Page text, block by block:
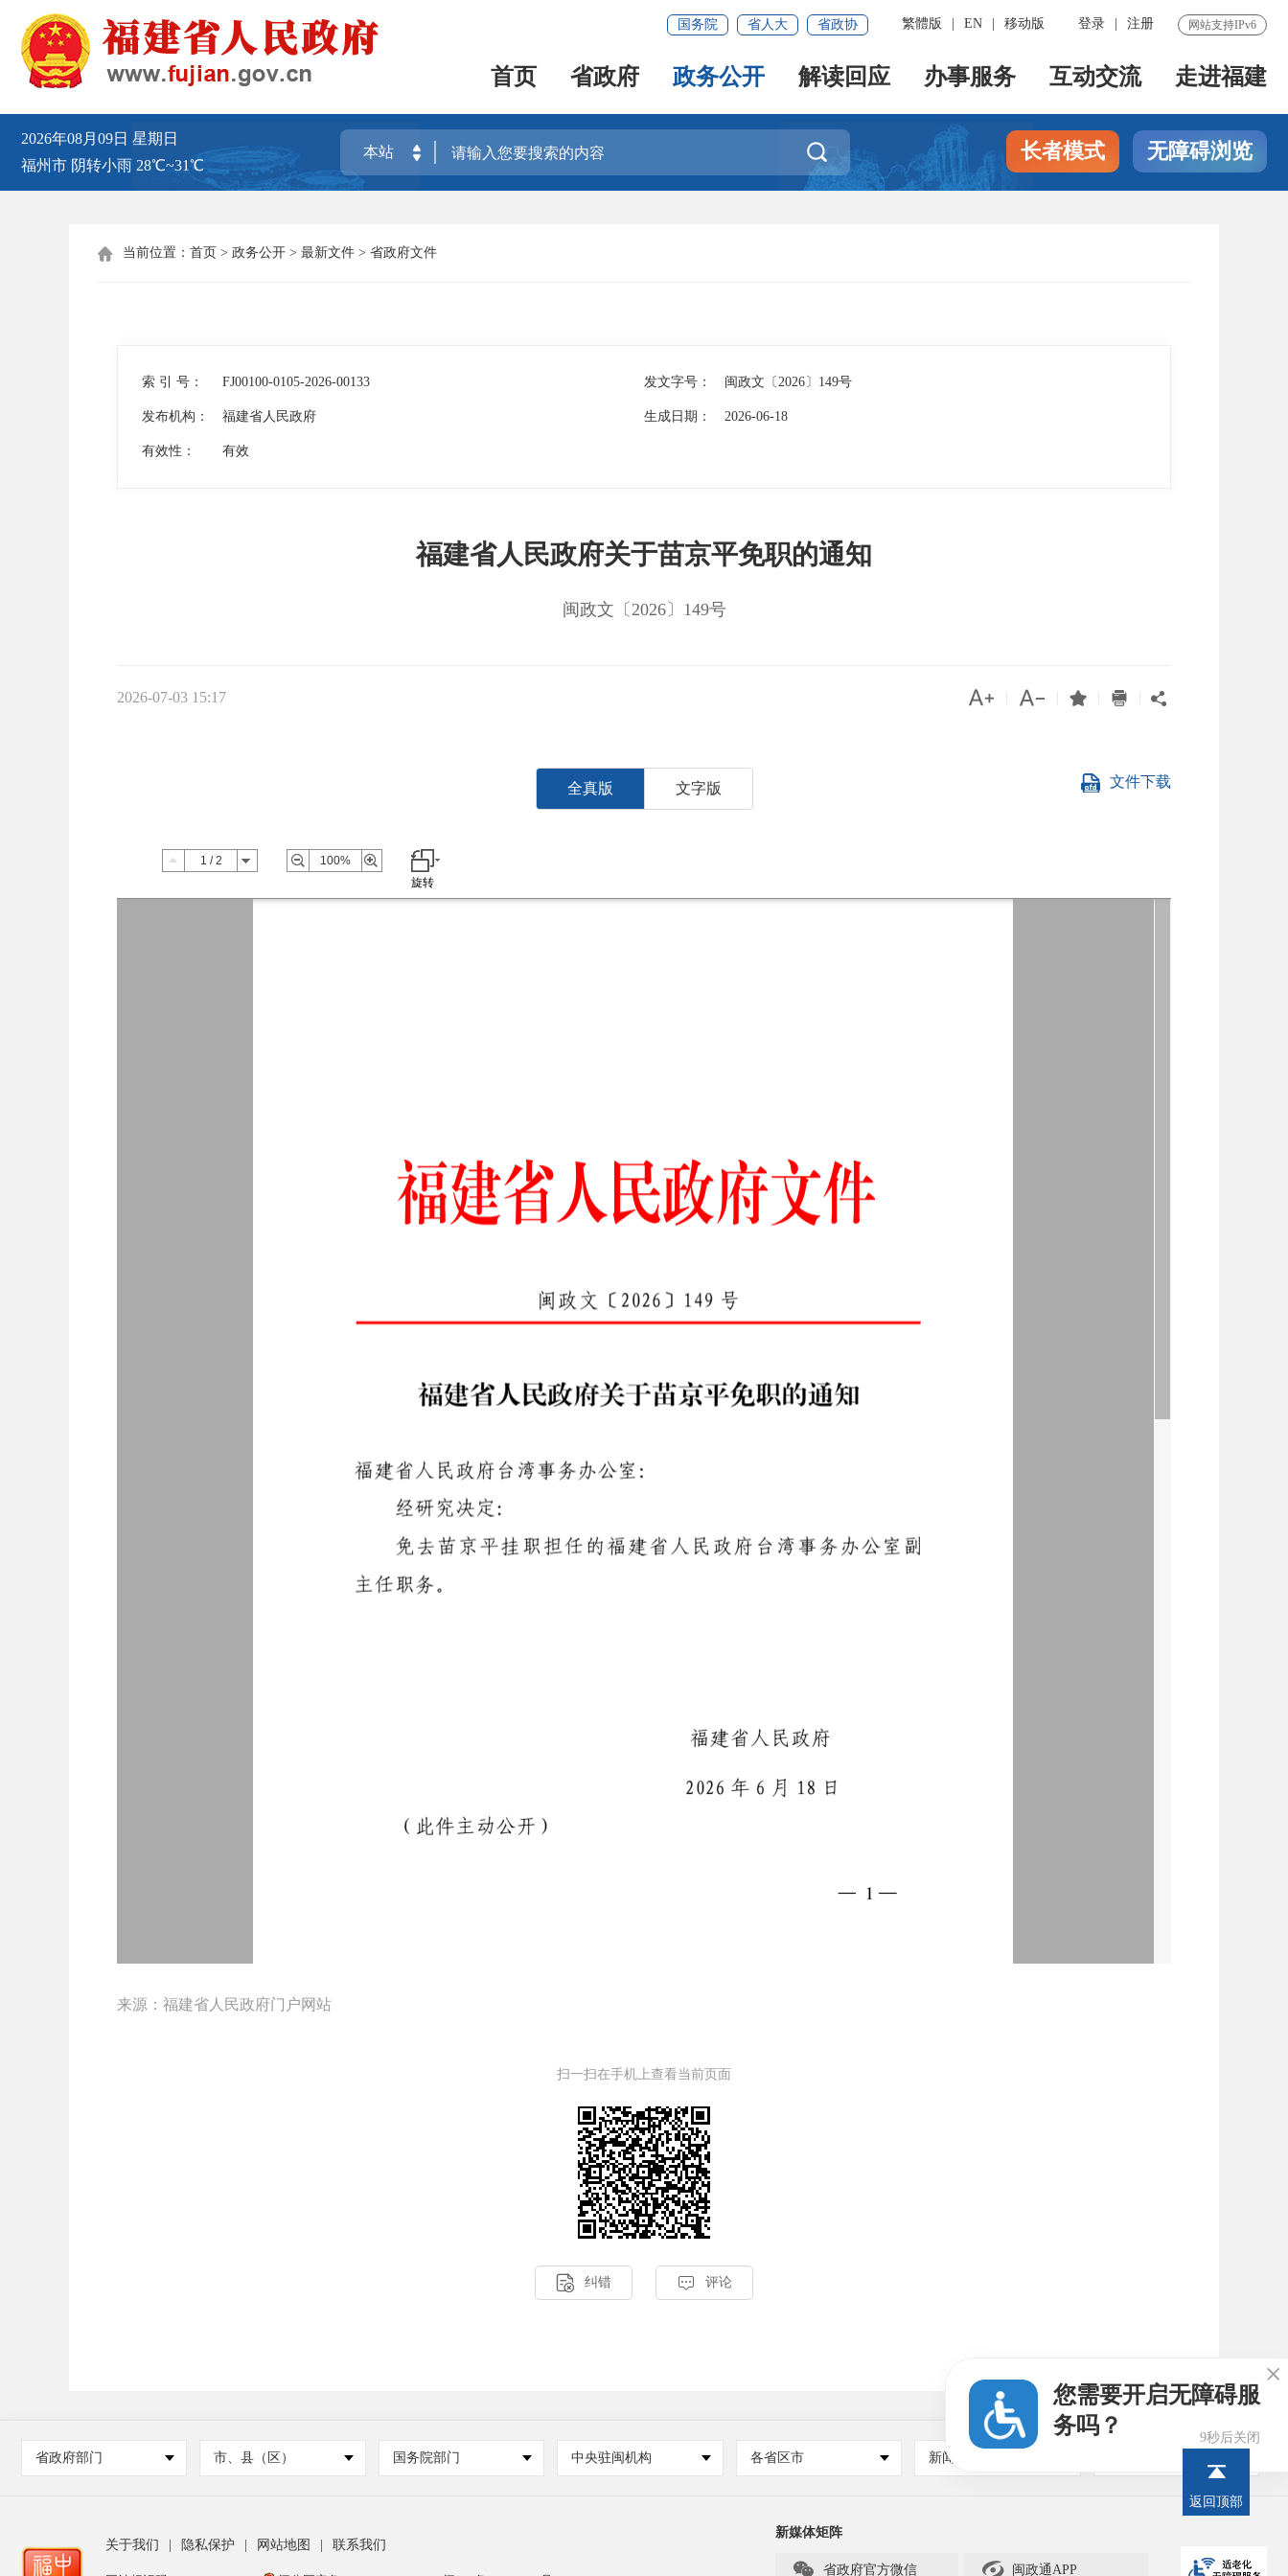
网站支持IPv6
登录 注册
繁體版 EN 移动版
国务院 省人大 省政协
首页 省政府 政务公开 解读回应 办事服务 互动交流 走进福建
2026年08月09日 星期日
福州市 阴转小雨 28℃~31℃
 长者模式 无障碍浏览
 当前位置： 首页 > 政务公开 > 最新文件 > 省政府文件
索 引 号： FJ00100-0105-2026-00133 发文字号： 闽政文〔2026〕149号
发布机构： 福建省人民政府 生成日期： 2026-06-18
有效性： 有效
福建省人民政府关于苗京平免职的通知
闽政文〔2026〕149号
2026-07-03 15:17     
全真版 文字版 文件下载
来源：福建省人民政府门户网站
扫一扫在手机上查看当前页面
 纠错  评论
省政府部门 市、县（区） 国务院部门 中央驻闽机构 各省区市 新闻媒体
关于我们 隐私保护 网站地图 联系我们
新媒体矩阵
 省政府官方微信  闽政通APP
返回顶部
您需要开启无障碍服
务吗？
8秒后关闭
